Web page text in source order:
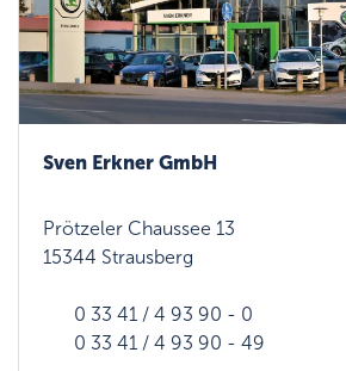
Sven Erkner GmbH
Prötzeler Chaussee 13
15344 Strausberg
0 33 41 / 4 93 90 - 0
0 33 41 / 4 93 90 - 49